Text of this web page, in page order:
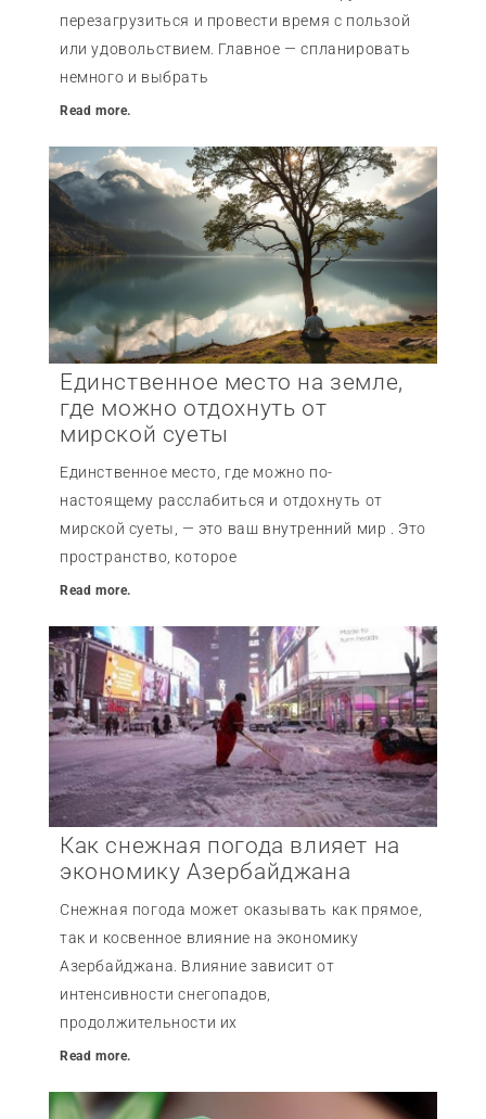
перезагрузиться и провести время с пользой
или удовольствием. Главное — спланировать
немного и выбрать
Read more.
Единственное место на земле,
где можно отдохнуть от
мирской суеты
Единственное место, где можно по-
настоящему расслабиться и отдохнуть от
мирской суеты, — это ваш внутренний мир . Это
пространство, которое
Read more.
Как снежная погода влияет на
экономику Азербайджана
Снежная погода может оказывать как прямое,
так и косвенное влияние на экономику
Азербайджана. Влияние зависит от
интенсивности снегопадов,
продолжительности их
Read more.